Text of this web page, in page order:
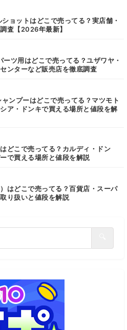
ョットはどこで売ってる？実店舗・
査【2026年最新】
ーツ用はどこで売ってる？ユザワヤ・
ンターなど販売店を徹底調査
ンプーはどこで売ってる？マツモト
ア・ドンキで買える場所と値段を解
どこで売ってる？カルディ・ドン
で買える場所と値段を解説
はどこで売ってる？百貨店・スーパ
り扱いと値段を解説